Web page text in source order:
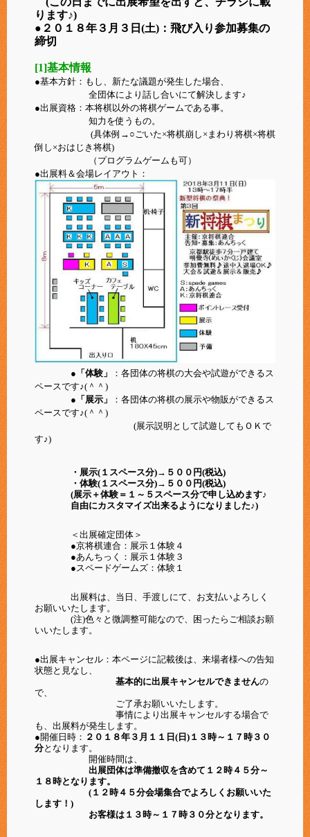
ります♪)
●２０１８年３月３日(土)：飛び入り参加募集の
締切
[1]基本情報
●基本方針：もし、新たな議題が発生した場合、
全団体により話し合いにて解決します♪
●出展資格：本将棋以外の将棋ゲームである事。
知力を使うもの。
(具体例→○ごいた×将棋崩し×まわり将棋×将棋
倒し×おはじき将棋)
（プログラムゲームも可）
●出展料＆会場レイアウト：
●「体験」
：各団体の将棋の大会や試遊ができるス
ペースです♪(＾＾)
●「展示」
：各団体の将棋の展示や物販ができるス
ペースです♪(＾＾)
(展示説明として試遊してもＯＫで
す♪)
・展示(１スペース分)→５００円(税込)
・体験(１スペース分)→５００円(税込)
(展示＋体験＝１～５スペース分で申し込めます♪
自由にカスタマイズ出来るようになりました♪)
＜出展確定団体＞
●京将棋連合：展示１体験４
●あんちっく：展示１体験３
●スペードゲームズ：体験１
出展料は、当日、手渡しにて、お支払いよろしく
お願いいたします。
(注)色々と微調整可能なので、困ったらご相談お願
いいたします。
●出展キャンセル：本ページに記載後は、来場者様への告知
状態と見なし、
基本的に出展キャンセルできませんの
で、
ご了承お願いいたします。
事情により出展キャンセルする場合で
も、出展料が発生します。
●開催日時： ２０１８年３月１１日(日)１３時～１７時３０
分となります。
開催時間は、
出展団体は準備撤収を含めて１２時４５分～
１８時となります。
(１２時４５分会場集合でよろしくお願いいた
します！)
お客様は１３時～１７時３０分となります。